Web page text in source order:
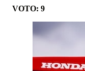
VOTO: 9